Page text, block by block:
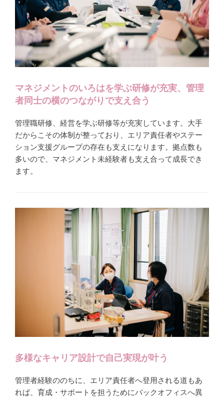
マネジメントのいろはを学ぶ研修が充実、管理
者同士の横のつながりで支え合う
管理職研修、経営を学ぶ研修等が充実しています。大手
だからこその体制が整っており、エリア責任者やステー
ション支援グループの存在も支えになります。拠点数も
多いので、マネジメント未経験者も支え合って成長でき
ます。
多様なキャリア設計で自己実現が叶う
管理者経験ののちに、エリア責任者へ登用される道もあ
れば、育成・サポートを担うためにバックオフィスへ異